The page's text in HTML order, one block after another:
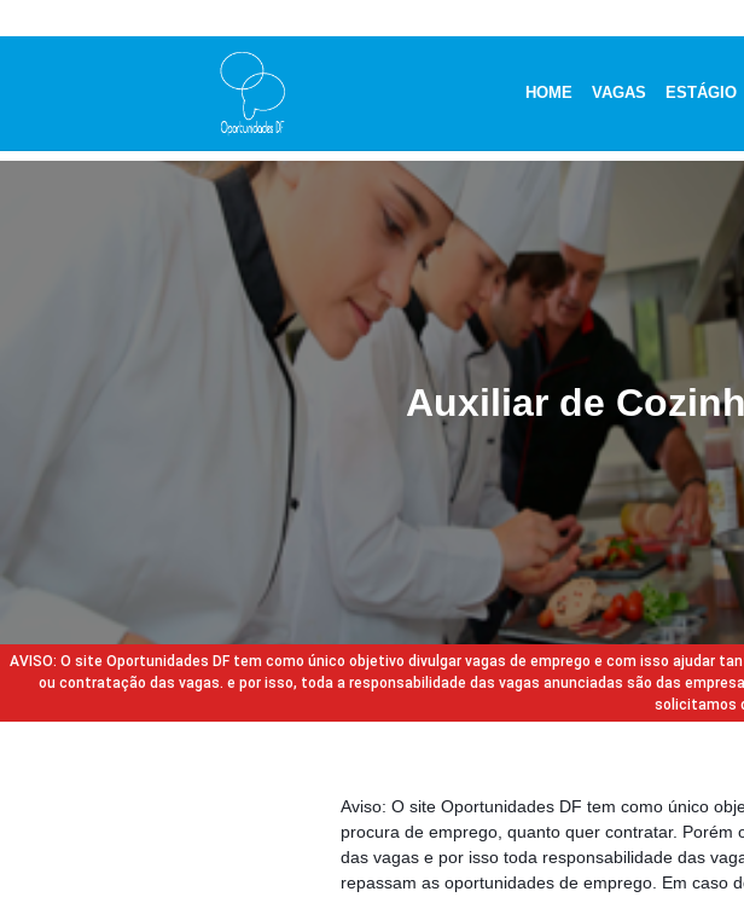
HOME VAGAS ESTÁGIO
Auxiliar de
AVISO: O site Oportunidades DF tem como único objetivo divulgar vagas de emprego e com isso ajudar
ou contratação das vagas. e por isso, toda a responsabilidade das vagas anunciadas são das
solicitamos
Aviso: O site Oportunidades DF tem como único
procura de emprego, quanto quer contratar.
das vagas e por isso toda responsabilidade das
repassam as oportunidades de emprego. Em caso